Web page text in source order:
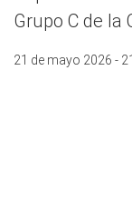
Grupo C de la
21 de mayo 2026 -